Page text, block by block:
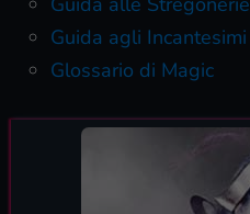
Guida agli Incantesimi
Glossario di Magic